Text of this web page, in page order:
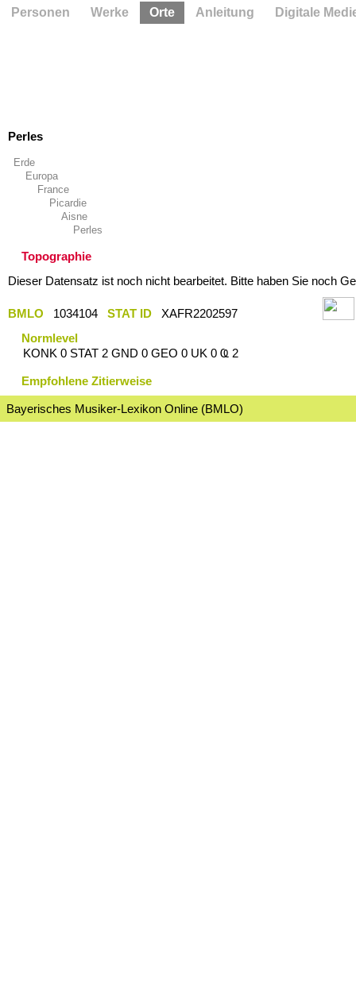
Perles
Erde
Europa
France
Picardie
Aisne
Perles
Topographie
Dieser Datensatz ist noch nicht bearbeitet. Bitte haben Sie noch
BMLO 1034104 STAT ID
XAFR2202597
Normlevel
KONK 0 STAT 2 GND 0 GEO 0 UK 0 Ҩ 2
Empfohlene Zitierweise
Bayerisches Musiker-Lexikon Online (BMLO)
Personen Werke Orte Anleitung Digitale